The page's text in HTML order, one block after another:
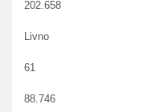
202.658
Livno
61
88.746